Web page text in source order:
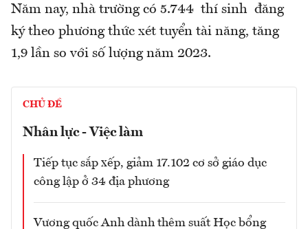
Năm nay, nhà trường có 5.744 thí sinh đăng
ký theo phương thức xét tuyển tài năng, tăng
1,9 lần so với số lượng năm 2023.
CHỦ ĐỀ
Nhân lực - Việc làm
Tiếp tục sắp xếp, giảm 17.102 cơ sở giáo dục
công lập ở 34 địa phương
Vương quốc Anh dành thêm suất Học bổng